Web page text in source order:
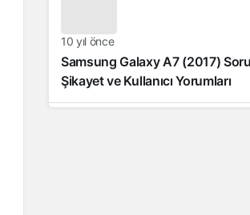
10 yıl önce
Samsung Galaxy A7 (2017)
Şikayet ve Kullanıcı Yorumları